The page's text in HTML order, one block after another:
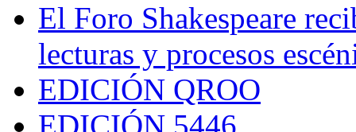
El Foro Shakespeare
lecturas y procesos
EDICIÓN QROO